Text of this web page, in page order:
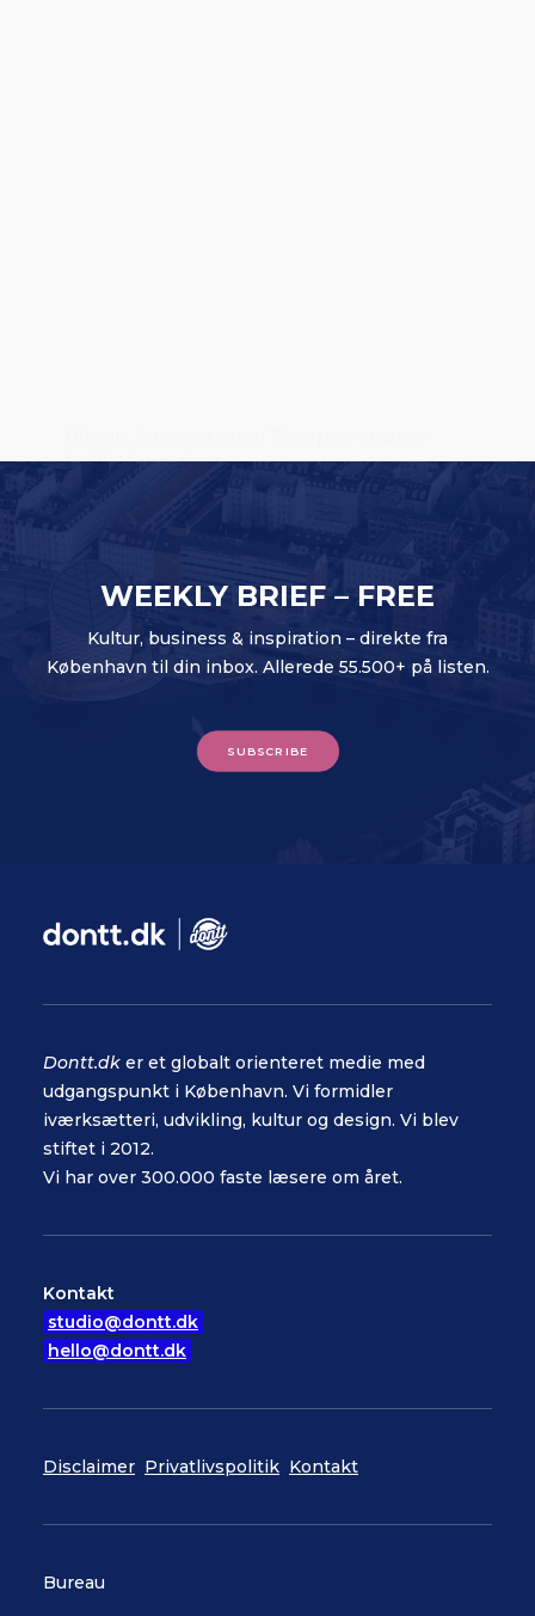
WEEKLY BRIEF – FREE
Kultur, business & inspiration – direkte fra
København til din inbox. Allerede 55.500+ på listen.
SUBSCRIBE
Dontt.dk er et globalt orienteret medie med
udgangspunkt i København. Vi formidler
iværksætteri, udvikling, kultur og design. Vi blev
stiftet i 2012.
Vi har over 300.000 faste læsere om året.
Kontakt
studio@dontt.dk
hello@dontt.dk
Disclaimer Privatlivspolitik Kontakt
Bureau